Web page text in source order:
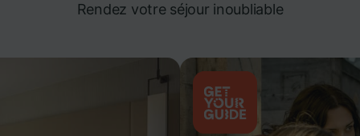
Rendez votre séjour inoubliable